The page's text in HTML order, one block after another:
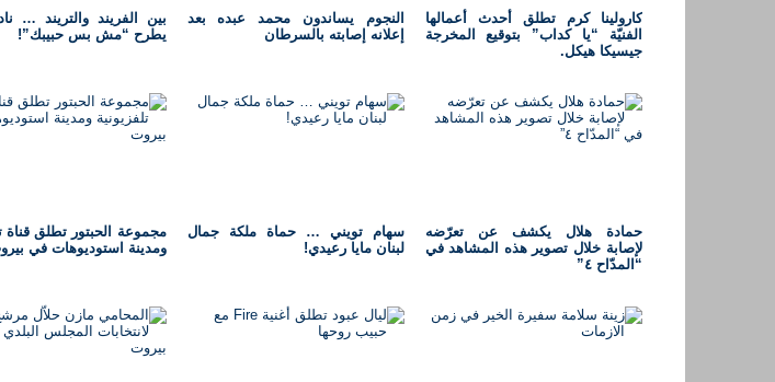
كارولينا كرم تطلق أحدث أعمالها
الفنيّة “يا كداب” بتوقيع المخرجة
جيسيكا هيكل.
النجوم يساندون محمد عبده بعد
إعلانه إصابته بالسرطان
بين الفريند والتريند …
يطرح “مش بس حبيبك”!
حمادة هلال يكشف عن تعرّضه
لإصابة خلال تصوير هذه المشاهد في
“المدّاح ٤”
سهام تويني … حماة ملكة جمال
لبنان مايا رعيدي!
مجموعة الحبتور تطلق قناة
ومدينة استوديوهات في